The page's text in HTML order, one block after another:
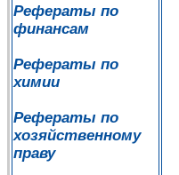
Рефераты по
финансам
Рефераты по
химии
Рефераты по
хозяйственному
праву